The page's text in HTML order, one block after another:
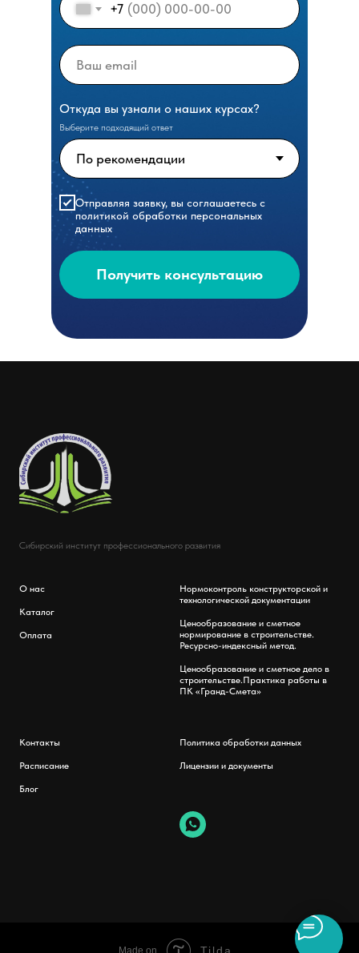
+7
Откуда вы узнали о наших курсах?
Выберите подходящий ответ
Отправляя заявку, вы соглашаетесь с
политикой обработки персональных
данных
Получить консультацию
Сибирский институт профессионального развития
О нас
Каталог
Оплата
Нормоконтроль конструкторской и
технологической документации
Ценообразование и сметное
нормирование в строительстве.
Ресурсно-индексный метод.
Ценообразование и сметное дело в
строительстве.Практика работы в
ПК «Гранд-Смета»
Контакты
Расписание
Блог
Политика обработки данных
Лицензии и документы
Made on